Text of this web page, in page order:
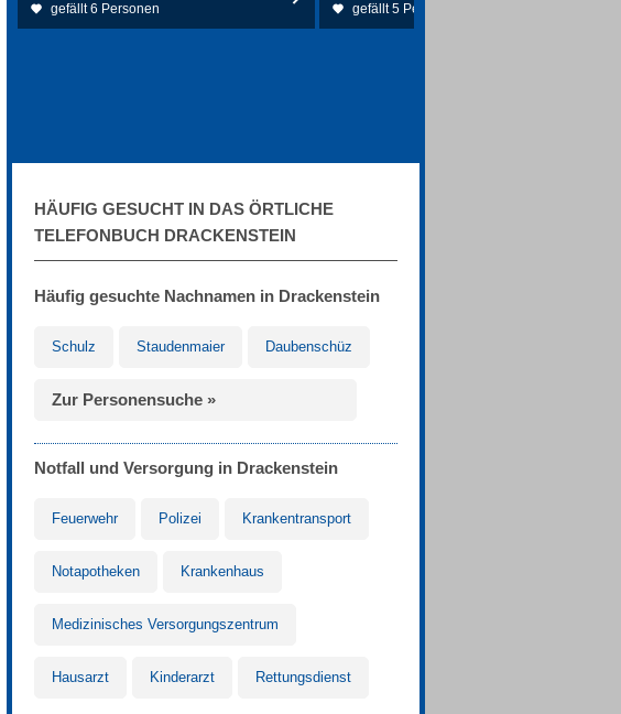
gefällt 6 Personen gefällt 5 Personen
HÄUFIG GESUCHT IN DAS ÖRTLICHE
TELEFONBUCH DRACKENSTEIN
Häufig gesuchte Nachnamen in Drackenstein
Schulz Staudenmaier Daubenschüz
Zur Personensuche »
Notfall und Versorgung in Drackenstein
Feuerwehr Polizei Krankentransport
Notapotheken Krankenhaus
Medizinisches Versorgungszentrum
Hausarzt Kinderarzt Rettungsdienst